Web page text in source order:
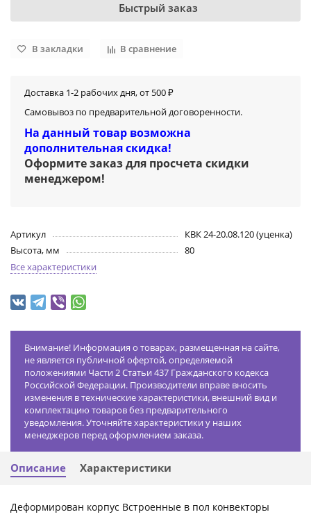
Быстрый заказ
В закладки В сравнение
Доставка 1-2 рабочих дня, от 500 ₽
Самовывоз по предварительной договоренности.
На данный товар возможна
дополнительная скидка!
Оформите заказ для просчета скидки
менеджером!
Артикул
КВК 24-20.08.120 (уценка)
Высота, мм
80
Все характеристики
Внимание! Информация о товарах, размещенная на сайте,
не является публичной офертой, определяемой
положениями Части 2 Статьи 437 Гражданского кодекса
Российской Федерации. Производители вправе вносить
изменения в технические характеристики, внешний вид и
комплектацию товаров без предварительного
уведомления. Уточняйте характеристики у наших
менеджеров перед оформлением заказа.
Описание Характеристики
Деформирован корпус Встроенные в пол конвекторы